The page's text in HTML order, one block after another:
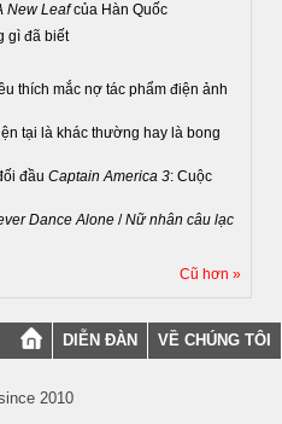
New Leafcủa Hàn Quốc
gì đã biết
thích mắc nợ tác phẩm điện ảnh
tại là khác thường hay là bong
đầu Captain America 3: Cuộc
Dance Alone /Nữ nhân câu lạc
Cũ hơn »
DIỄN ĐÀN VỀ CHÚNG TÔI
2010